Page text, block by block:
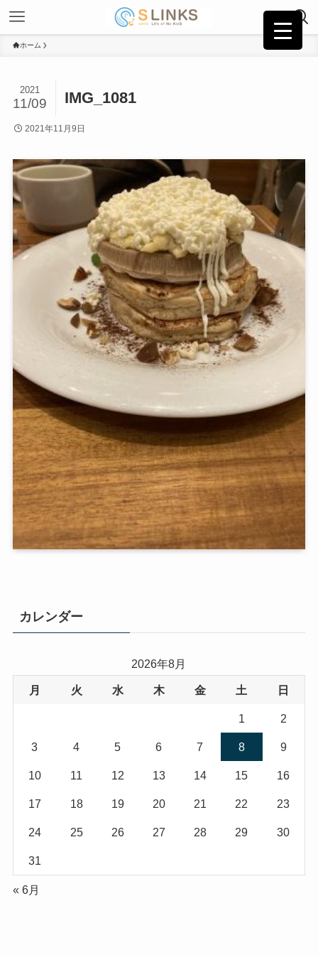
ホーム
IMG_1081
2021
11/09
2021年11月9日
カレンダー
2026年8月
月 火 水 木 金 土 日
1 2
3 4 5 6 7 8 9
10 11 12 13 14 15 16
17 18 19 20 21 22 23
24 25 26 27 28 29 30
31
« 6月